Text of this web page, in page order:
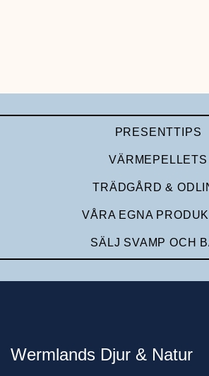
PRESENTTIPS
VÄRMEPELLETS
TRÄDGÅRD &
VÅRA EGNA
SÄLJ SVAMP OCH
Wermlands Djur & Natur